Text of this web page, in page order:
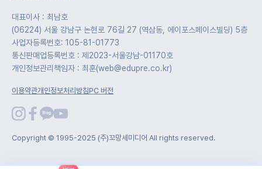
대표이사 : 최남호
(06224) 서울 강남구 논현로 76길 27 (역삼동, 에이포스페이스빌딩) 5층
사업자등록번호: 105-81-01773
통신판매업등록번호 : 제2023-서울강남-01170호
개인정보관리책임자 : 최훈(web@edupre.co.kr)
이용약관개인정보처리방침PC 버전
Copyright © 1995-2025 (주)꼬망세미디어 All rights reserved.